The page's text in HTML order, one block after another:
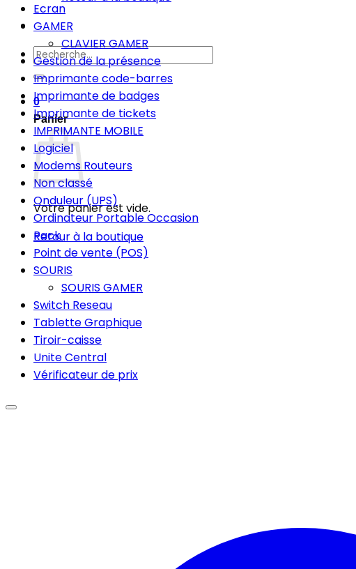
Recherche
pour :
0
Panier
Votre panier est vide.
Retour à la boutique
Ecran
GAMER
CLAVIER GAMER
Gestion de la présence
Imprimante code-barres
Imprimante de badges
Imprimante de tickets
IMPRIMANTE MOBILE
Logiciel
Modems Routeurs
Non classé
Onduleur (UPS)
Ordinateur Portable Occasion
Pack
Point de vente (POS)
SOURIS
SOURIS GAMER
Switch Reseau
Tablette Graphique
Tiroir-caisse
Unite Central
Vérificateur de prix